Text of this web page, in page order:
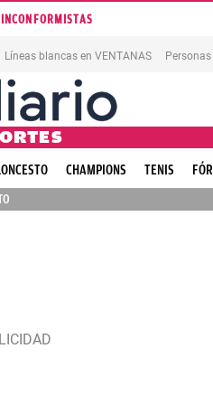
Líneas blancas en VENTANAS Personas
CHAMPIONS TENIS